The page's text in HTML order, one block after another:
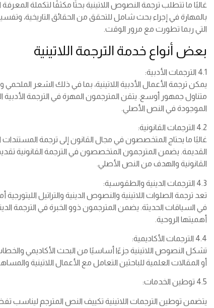
غالبًا ما تتطلب ترجمة النصوص اللاتينية بحثًا مكثفًا لتكملة
بالمهارة في إجراء بحث شامل للتحقق من الحقائق التاريخية،
التي ربما تطورت مع مرور الوقت.
بعض أنواع خدمة الترجمة اللاتينية
4.1 الترجمات الأدبية:
يمكن ترجمة الأعمال الأدبية اللاتينية، بما في ذلك الشعر
متناول جمهور أوسع. يتقن المترجمون المهرة في الترجمة الأدبية
الموجودة في النص الأصلي.
4.2 الترجمات القانونية:
غالبًا ما يحتاج المتخصصون في مجال القانون إلى ترجمة المستندات
القديمة. يضمن المترجمون المتخصصون في الترجمة القانونية
القانونية والهدف من النص الأصلي.
4.3 الترجمات الدينية والطقوسية:
تعد ترجمة الصلوات اللاتينية والنصوص الدينية والتراتيل الليتورجية
في السياقات الحديثة. يضمن المترجمون ذوو الخبرة في الترجمة
أهميتها الروحية.
4.4 الترجمات الأكاديمية:
تشكل النصوص اللاتينية جزءًا أساسيًا من البحث الأكاديمي
أو المقالات العلمية للباحثين التعامل مع الأعمال اللاتينية
4.5 توطين الخدمات:
يتضمن توطين الترجمات اللاتينية تكييف النص المترجم ليناسب